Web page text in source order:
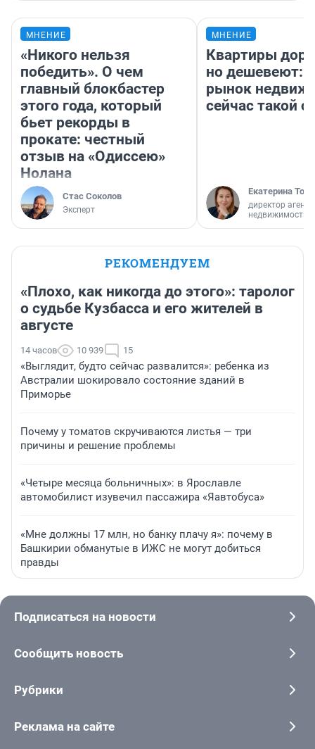
МНЕНИЕ
«Никого нельзя
победить». О чем
главный блокбастер
этого года, который
бьет рекорды в
прокате: честный
отзыв на «Одиссею»
Нолана
Стас Соколов
Эксперт
МНЕНИЕ
Квартиры
но дешевеют:
рынок
сейчас такой
Екатерина
директор
недвижимости
РЕКОМЕНДУЕМ
«Плохо, как никогда до этого»: таролог
о судьбе Кузбасса и его жителей в
августе
14 часов 10 939 15
«Выглядит, будто сейчас развалится»: ребенка из
Австралии шокировало состояние зданий в
Приморье
Почему у томатов скручиваются листья — три
причины и решение проблемы
«Четыре месяца больничных»: в Ярославле
автомобилист изувечил пассажира «Яавтобуса»
«Мне должны 17 млн, но банку плачу я»: почему в
Башкирии обманутые в ИЖС не могут добиться
правды
Подписаться на новости
Сообщить новость
Рубрики
Реклама на сайте